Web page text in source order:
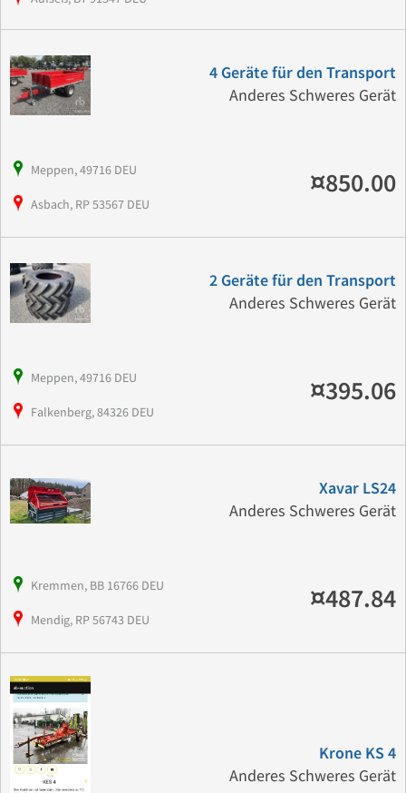
4 Geräte für den Transport
Anderes Schweres Gerät
Meppen, 49716 DEU
Asbach, RP 53567 DEU
¤850.00
2 Geräte für den Transport
Anderes Schweres Gerät
Meppen, 49716 DEU
Falkenberg, 84326 DEU
¤395.06
Xavar LS24
Anderes Schweres Gerät
Kremmen, BB 16766 DEU
Mendig, RP 56743 DEU
¤487.84
Krone KS 4
Anderes Schweres Gerät